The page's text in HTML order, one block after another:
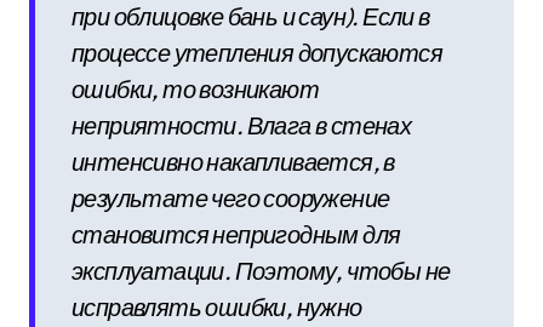
при облицовке бань и саун). Если в
процессе утепления допускаются
ошибки, то возникают
неприятности. Влага в стенах
интенсивно накапливается, в
результате чего сооружение
становится непригодным для
эксплуатации. Поэтому, чтобы не
исправлять ошибки, нужно